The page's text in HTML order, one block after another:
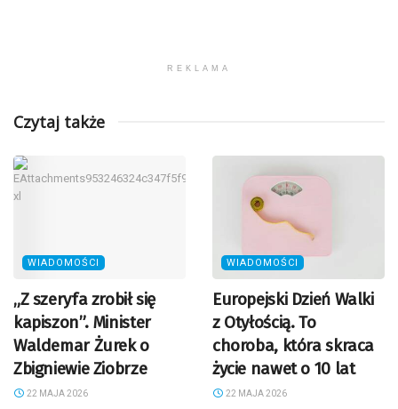
REKLAMA
Czytaj także
WIADOMOŚCI
„Z szeryfa zrobił się
kapiszon”. Minister
Waldemar Żurek o
Zbigniewie Ziobrze
22 MAJA 2026
WIADOMOŚCI
Europejski Dzień Walki
z Otyłością. To
choroba, która skraca
życie nawet o 10 lat
22 MAJA 2026